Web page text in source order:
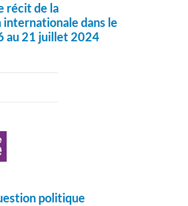
récit de la
dans le
au 21 juillet 2024
politique